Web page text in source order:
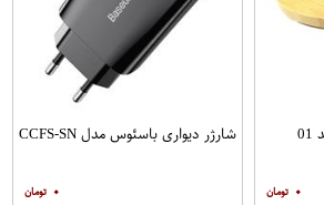
۰
شارژر دیواری باسئوس مدل CCFS-SN
۰